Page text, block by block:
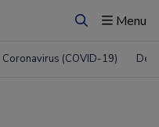
ZoekenMenu
Coronavirus (COVID-19)